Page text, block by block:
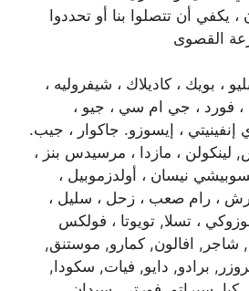
يكفي أن تتصلوا بنا أو تحددوا
القصوى
، بويك ، كاديلاك ، شيفروليه ،
، فورد ، جي ام سي ، جيو ،
إنفينيتي ، إيسوزو. جاكوار ، جيب.
لينكولن ، مازدا ، مرسيدس بنز ،
نيسان ، أولدزموبيل ،
، رام صعب ، زحل ، سليل ،
، تسلا, تويوتا ، فولكس
شاجر, افالون, كمارو, موستنق,
برادو, دايو, فيات, سكودا,